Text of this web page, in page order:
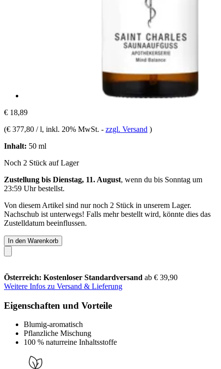
€ 18,89
(€ 377,80 / l, inkl. 20% MwSt. - zzgl. Versand )
Inhalt: 50 ml
Noch 2 Stück auf Lager
Zustellung bis Dienstag, 11. August, wenn du bis Sonntag um
23:59 Uhrbestellst.
Von diesem Artikel sind nur noch 2 Stück in unserem Lager.
Nachschub ist unterwegs! Falls mehr bestellt wird, könnte dies das
Zustelldatum beeinflussen.
In den Warenkorb
Österreich: Kostenloser Standardversand ab € 39,90
Weitere Infos zu Versand & Lieferung
Eigenschaften und Vorteile
Blumig-aromatisch
Pflanzliche Mischung
100 % naturreine Inhaltsstoffe